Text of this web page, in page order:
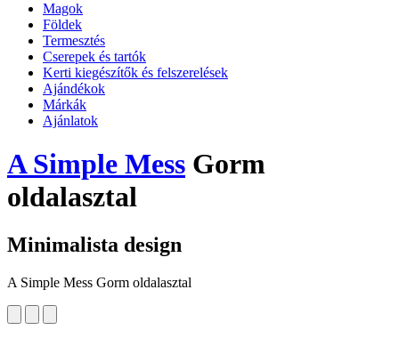
Magok
Földek
Termesztés
Cserepek és tartók
Kerti kiegészítők és felszerelések
Ajándékok
Márkák
Ajánlatok
A Simple Mess Gorm
oldalasztal
Minimalista design
A Simple Mess Gorm oldalasztal